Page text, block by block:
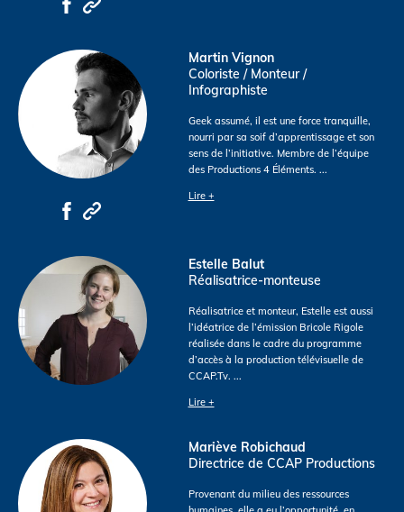
Martin Vignon
Coloriste / Monteur /
Infographiste
Geek assumé, il est une force tranquille,
nourri par sa soif d’apprentissage et son
sens de l’initiative. Membre de l’équipe
des Productions 4 Éléments. ...
Lire +
Estelle Balut
Réalisatrice-monteuse
Réalisatrice et monteur, Estelle est aussi
l’idéatrice de l’émission Bricole Rigole
réalisée dans le cadre du programme
d’accès à la production télévisuelle de
CCAP.Tv. ...
Lire +
Mariève Robichaud
Directrice de CCAP Productions
Provenant du milieu des ressources